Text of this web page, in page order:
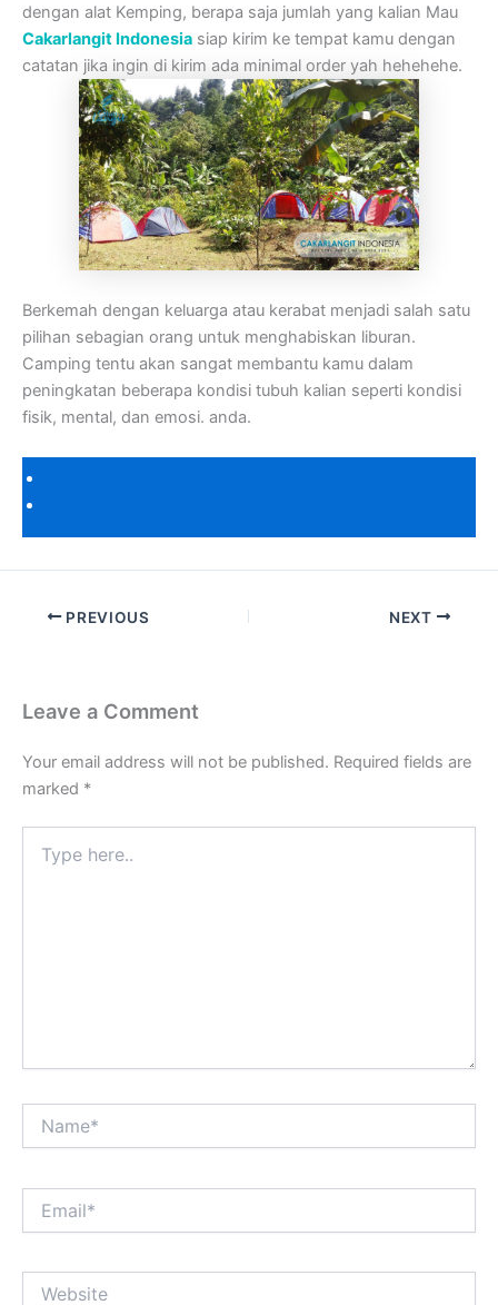
dengan alat Kemping, berapa saja jumlah yang kalian Mau
Cakarlangit Indonesia siap kirim ke tempat kamu dengan
catatan jika ingin di kirim ada minimal order yah hehehehe.
Berkemah dengan keluarga atau kerabat menjadi salah satu
pilihan sebagian orang untuk menghabiskan liburan.
Camping tentu akan sangat membantu kamu dalam
peningkatan beberapa kondisi tubuh kalian seperti kondisi
fisik, mental, dan emosi. anda.
PREVIOUS NEXT
Leave a Comment
Your email address will not be published. Required fields are
marked *
here..